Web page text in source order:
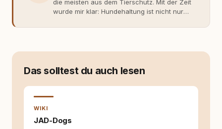
die meisten aus dem Tierschutz. Mit der Zeit
wurde mir klar: Hundehaltung ist nicht nur
Fachwissen. Der Wendepunkt kam mit meinem
moderner Hundeerziehung
entsteht echte Bindung dort, wo Verständnis
Wissen ersetzt – nicht umgekehrt. Aus dieser
Hundehalter:innen in Deutschland, Österreich
Das solltest du auch lesen
WIKI
JAD-Dogs